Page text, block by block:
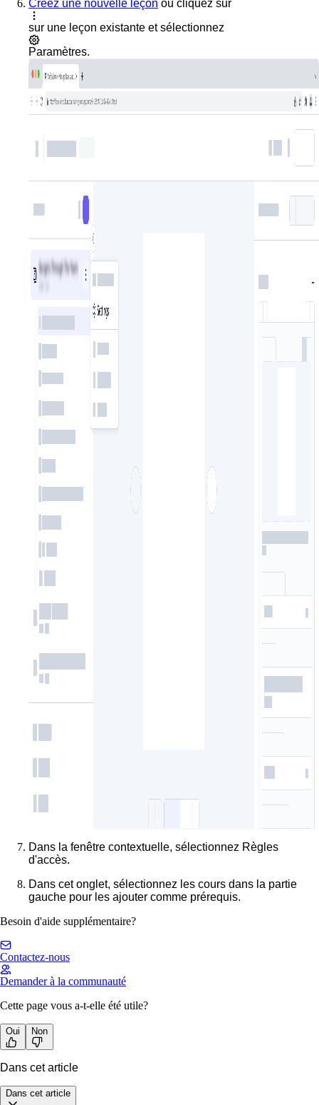
Créez une nouvelle leçon ou cliquez sur
sur une leçon existante et sélectionnez
Paramètres.
Dans la fenêtre contextuelle, sélectionnez Règles
d'accès.
Dans cet onglet, sélectionnez les cours dans la partie
gauche pour les ajouter comme prérequis.
Besoin d'aide supplémentaire?
Contactez-nous
Demander à la communauté
Cette page vous a-t-elle été utile?
Oui Non
Dans cet article
Dans cet article